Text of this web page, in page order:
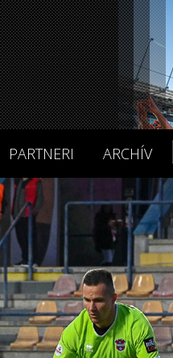
PARTNERI ARCHÍV